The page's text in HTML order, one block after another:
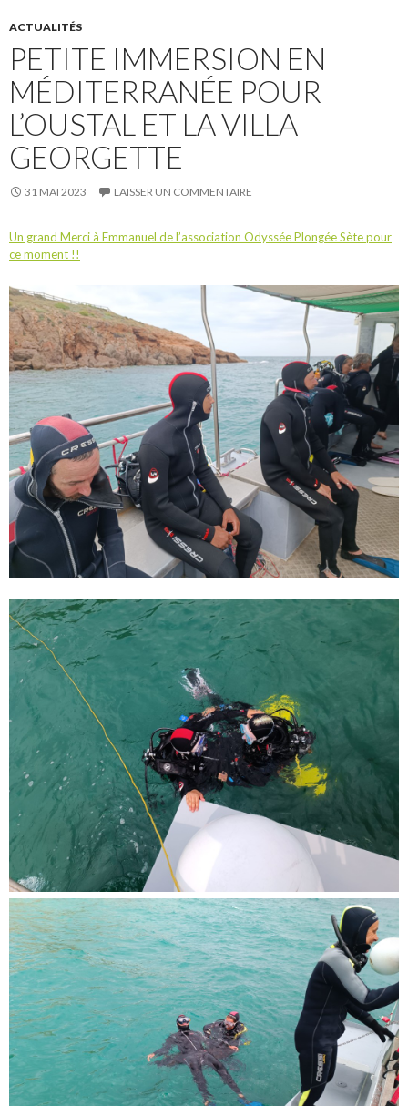
ACTUALITÉS
PETITE IMMERSION EN
MÉDITERRANÉE POUR
L’OUSTAL ET LA VILLA
GEORGETTE
31 MAI 2023 LAISSER UN COMMENTAIRE
Un grand Merci à Emmanuel de l’association Odyssée Plongée Sète pour
ce moment !!